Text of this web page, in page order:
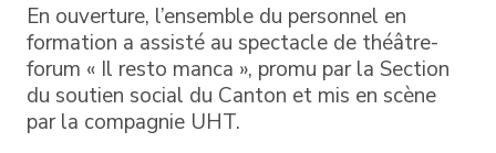
En ouverture, l’ensemble du personnel en
formation a assisté au spectacle de théâtre-
forum « Il resto manca », promu par la Section
du soutien social du Canton et mis en scène
par la compagnie UHT.